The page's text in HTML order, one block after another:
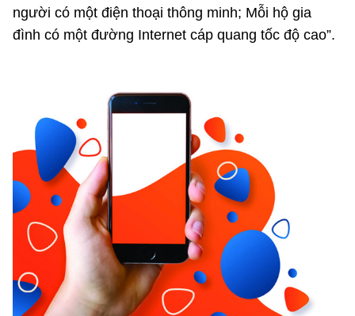
Sản phẩm
Báo điện tử
Phát hành
Truyền hình
Đổi mới sáng tạo
Dịch vụ
Bưu chính
Chuyển phát nhanh
Sản phẩm
Dịch vụ
Phần cứng
Phần mềm
Tần số vô tuyến điện
Công nghệ thông tin, Điện tử
Sản phẩm
Dịch vụ
Phần cứng
Phần mềm
Lĩnh vực khác
Tư vấn
Hành chính
Bảng điện tử
Chọn ngôn ngữ
Việt Nam English
BỘ KHOA HỌC VÀ CÔNG NGHỆ
người có một điện thoại thông minh; Mỗi hộ gia
đình có một đường Internet cáp quang tốc độ cao”.